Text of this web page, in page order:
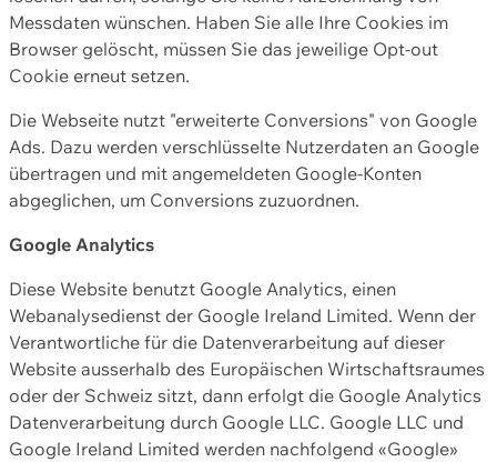
Messdaten wünschen. Haben Sie alle Ihre Cookies im
Browser gelöscht, müssen Sie das jeweilige Opt-out
Cookie erneut setzen.
Die Webseite nutzt "erweiterte Conversions" von Google
Ads. Dazu werden verschlüsselte Nutzerdaten an Google
übertragen und mit angemeldeten Google-Konten
abgeglichen, um Conversions zuzuordnen.
Google Analytics
Diese Website benutzt Google Analytics, einen
Webanalysedienst der Google Ireland Limited. Wenn der
Verantwortliche für die Datenverarbeitung auf dieser
Website ausserhalb des Europäischen Wirtschaftsraumes
oder der Schweiz sitzt, dann erfolgt die Google Analytics
Datenverarbeitung durch Google LLC. Google LLC und
Google Ireland Limited werden nachfolgend «Google»